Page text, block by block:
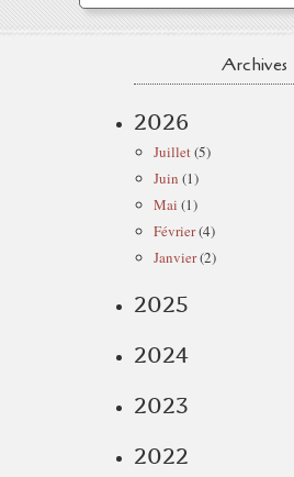
Archives
2026
Juillet(5)
Juin (1)
Mai (1)
Février(4)
Janvier(2)
2025
2024
2023
2022